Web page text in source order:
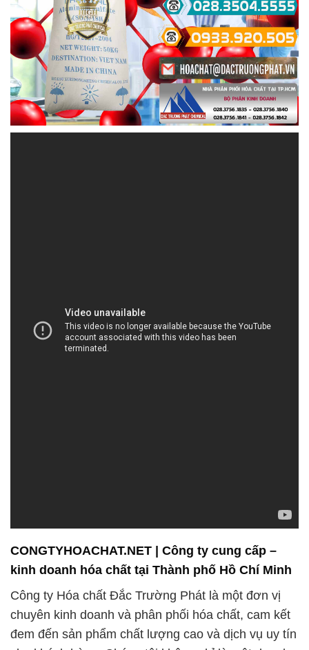
CONGTYHOACHAT.NET | Công ty cung cấp –
kinh doanh hóa chất tại Thành phố Hồ Chí Minh
Công ty Hóa chất Đắc Trường Phát là một đơn vị
chuyên kinh doanh và phân phối hóa chất, cam kết
đem đến sản phẩm chất lượng cao và dịch vụ uy tín